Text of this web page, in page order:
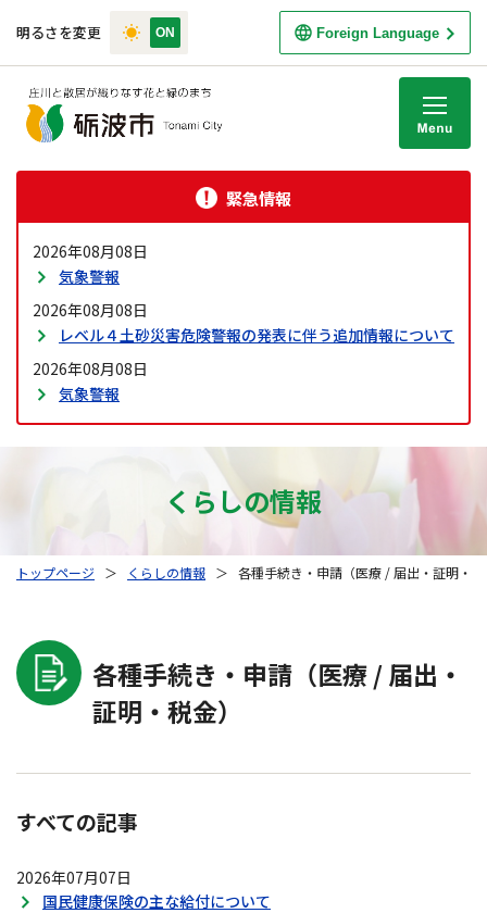
明るさを変更 Foreign Language
緊急情報
2026年08月08日
気象警報
2026年08月08日
レベル４土砂災害危険警報の発表に伴う追加情報について
2026年08月08日
気象警報
くらしの情報
トップページ ＞ くらしの情報 ＞ 各種手続き・申請（医療 / 届出・証明・
各種手続き・申請（医療 / 届出・
証明・税金）
すべての記事
2026年07月07日
国民健康保険の主な給付について